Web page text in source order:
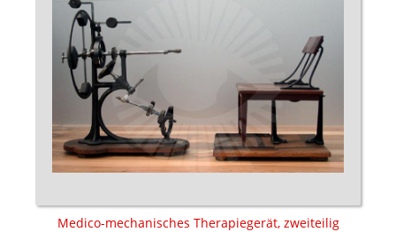
Medico-mechanisches Therapiegerät, zweiteilig